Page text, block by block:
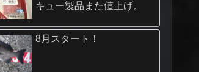
キュー製品また値上げ。
8月スタート！